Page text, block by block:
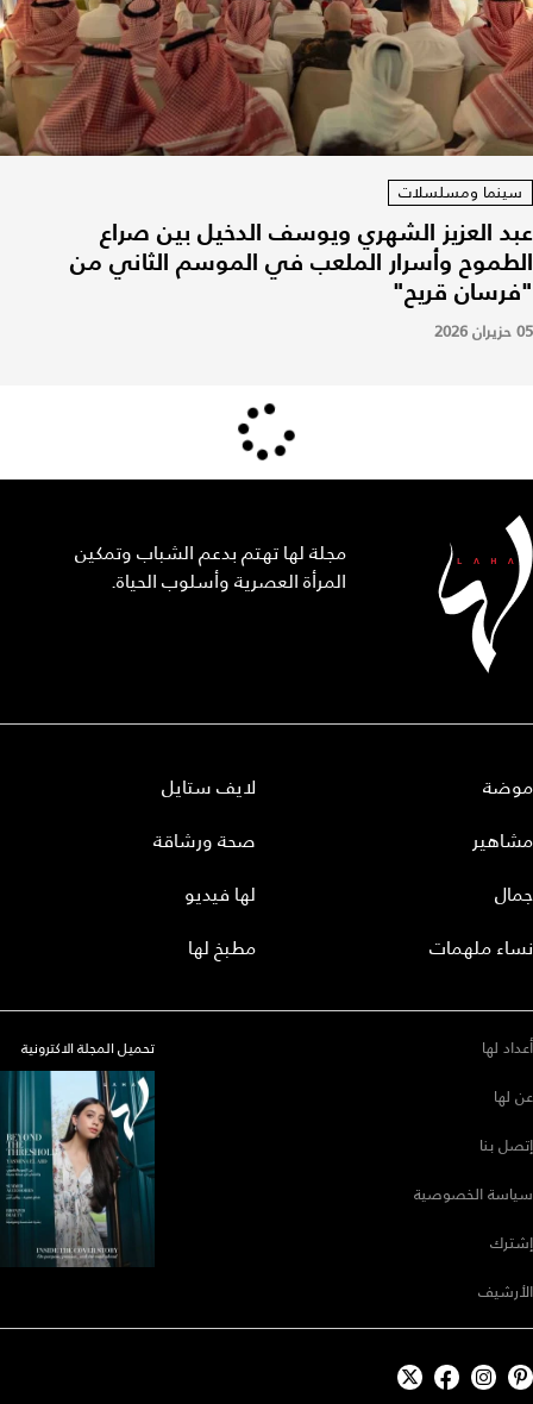
سينما ومسلسلات
عبد العزيز الشهري ويوسف الدخيل بين صراع
الطموح وأسرار الملعب في الموسم الثاني من
"فرسان قريح"
05 حزيران 2026
مجلة لها تهتم بدعم الشباب وتمكين
المرأة العصرية وأسلوب الحياة.
موضة
مشاهير
جمال
نساء ملهمات
لايف ستايل
صحة ورشاقة
لها فيديو
مطبخ لها
أعداد لها
عن لها
إتصل بنا
سياسة الخصوصية
إشترك
الأرشيف
تحميل المجلة الاكترونية